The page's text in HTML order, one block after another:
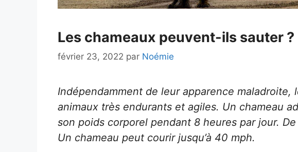
Les chameaux peuvent-ils sauter
février 23, 2022 par Noémie
Indépendamment de leur apparence maladroite,
animaux très endurants et agiles. Un chameau
son poids corporel pendant 8 heures par jour.
Un chameau peut courir jusqu’à 40 mph.